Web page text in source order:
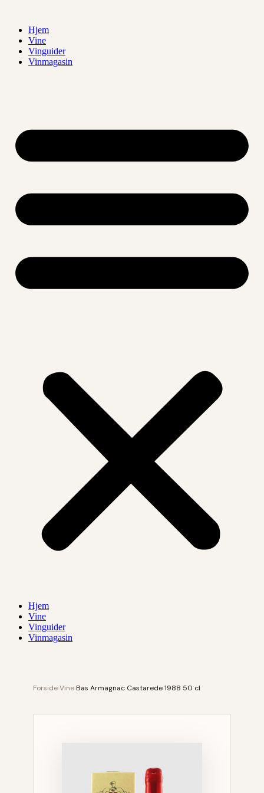
indholdHjem
Vine
Vinguider
Vinmagasin
Hjem
Vine
Vinguider
Vinmagasin
ForsideVineBas Armagnac Castarede 1988 50 cl